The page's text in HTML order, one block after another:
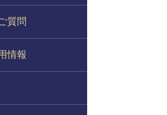
質問
情報